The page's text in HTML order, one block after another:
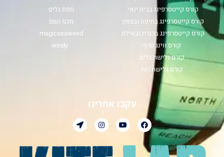
קורס קייטסרפינג בבית ינאי
קורס קייטסרפינג בחיפה ובצפון
קורס קייטסרפינג בכנרת ובאילת
קורס ווינג סרף
קורס גלישת גלים
קורס גלישת רוח
מפת גלים
מכמ גשם
magicseaweed
windy
עקבו אחרינו